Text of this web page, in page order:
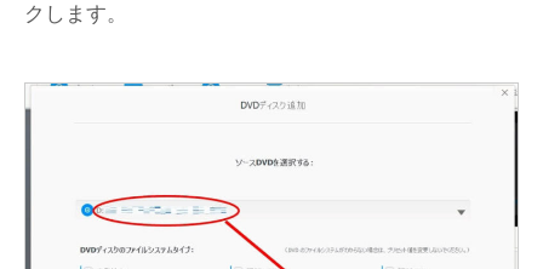
クします。